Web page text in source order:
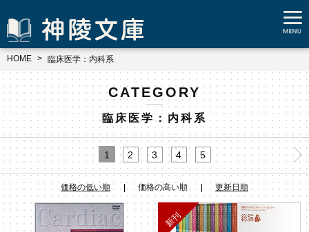
HOME 臨床医学：内科系
CATEGORY
臨床医学：内科系
1 2 3 4 5
価格の低い順 価格の高い順 更新日順